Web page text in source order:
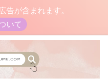
告が含まれます。
いて